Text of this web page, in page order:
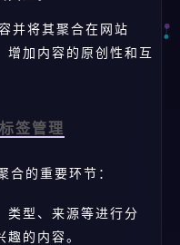
并将其聚合在网站
增加内容的原创性和互
签管理
合的重要环节：
类型、来源等进行分
的内容。